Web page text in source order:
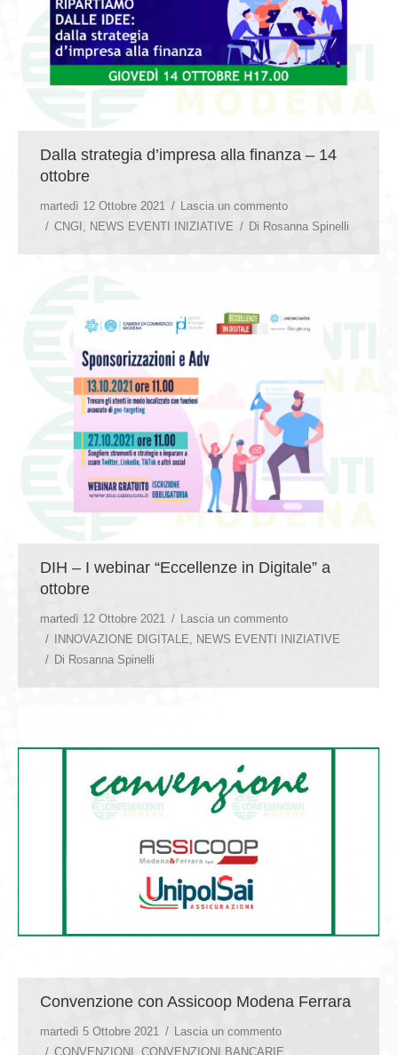
Dalla strategia d’impresa alla finanza – 14
ottobre
martedì 12 Ottobre 2021
Lascia un commento
CNGI
NEWS EVENTI INIZIATIVE Di Rosanna Spinelli
DIH – I webinar “Eccellenze in Digitale” a
ottobre
martedì 12 Ottobre 2021
Lascia un commento
INNOVAZIONE DIGITALE, NEWS EVENTI INIZIATIVE
Di Rosanna Spinelli
Convenzione con Assicoop Modena Ferrara
martedì 5 Ottobre 2021
Lascia un commento
CONVENZIONI CONVENZIONI BANCARIE